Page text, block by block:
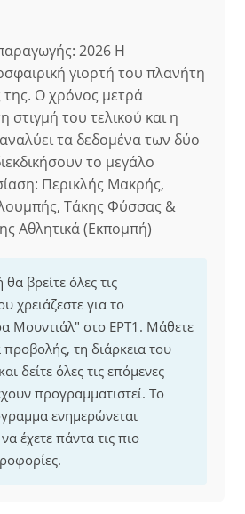
2026 Η
γιορτή του πλανήτη
της. Ο χρόνος μετρά
στιγμή του τελικού και η
τα δεδομένα των δύο
το μεγάλο
Περικλής Μακρής,
Τάκης Φύσσας &
Αθλητικά (Εκπομπή)
βρείτε όλες τις
χρειάζεστε για το
Μουντιάλ" στο ΕΡΤ1. Μάθετε
τη διάρκεια του
δείτε όλες τις επόμενες
προγραμματιστεί. Το
ενημερώνεται
έχετε πάντα τις πιο